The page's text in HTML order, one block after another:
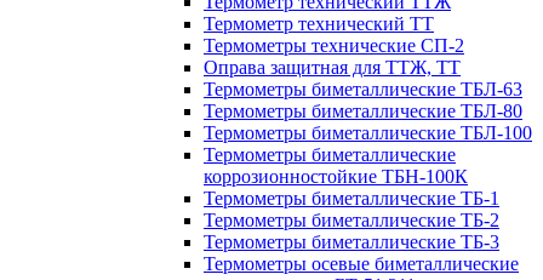
Термометр технический ТТ
Термометры технические СП-2
Оправа защитная для ТТЖ, ТТ
Термометры биметаллические ТБЛ-63
Термометры биметаллические ТБЛ-80
Термометры биметаллические ТБЛ-100
Термометры биметаллические
коррозионностойкие ТБН-100К
Термометры биметаллические ТБ-1
Термометры биметаллические ТБ-2
Термометры биметаллические ТБ-3
Термометры осевые биметаллические